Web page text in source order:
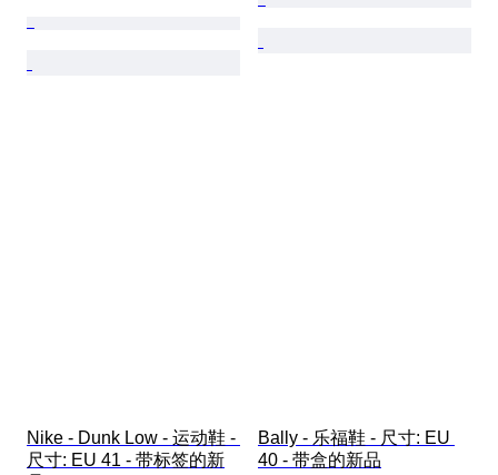
Nike - Dunk Low - 运动鞋 -
尺寸: EU 41 - 带标签的新
Bally - 乐福鞋 - 尺寸: EU
40 - 带盒的新品